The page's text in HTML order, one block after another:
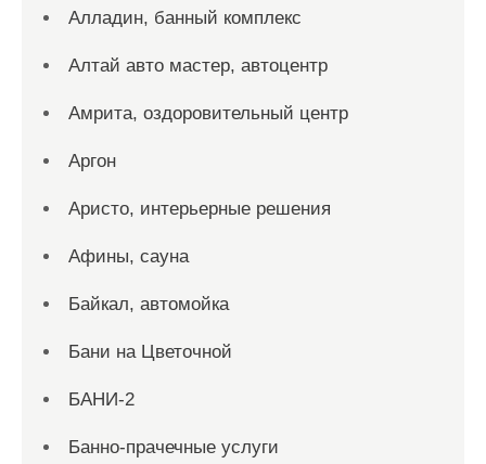
Алладин, банный комплекс
Алтай авто мастер, автоцентр
Амрита, оздоровительный центр
Аргон
Аристо, интерьерные решения
Афины, сауна
Байкал, автомойка
Бани на Цветочной
БАНИ-2
Банно-прачечные услуги